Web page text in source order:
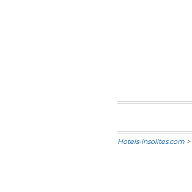
Hotels-insolites.com >